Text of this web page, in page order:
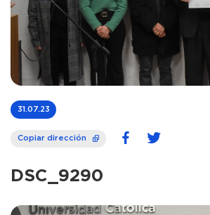
31.07.23
Copiar dirección
DSC_9290